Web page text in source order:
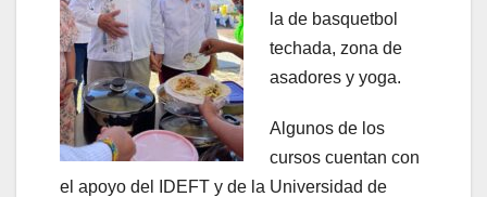
la de basquetbol
techada, zona de
asadores y yoga.
Algunos de los
cursos cuentan con
el apoyo del IDEFT y de la Universidad de